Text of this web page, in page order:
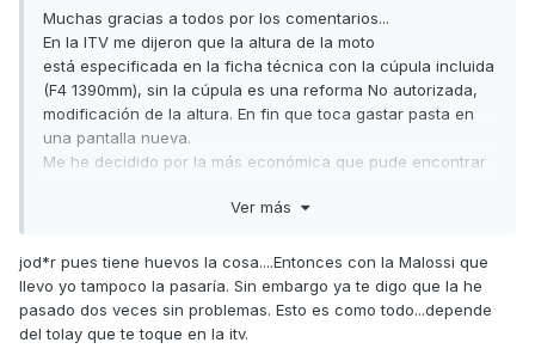
Muchas gracias a todos por los comentarios...
En la ITV me dijeron que la altura de la moto
está especificada en la ficha técnica con la cúpula incluida
(F4 1390mm), sin la cúpula es una reforma No autorizada,
modificación de la altura. En fin que toca gastar pasta en
una pantalla nueva.
Me he decidido por la más económica que pude encontrar
moto, ya que en la inspección el técnico estaba con la
nuevamente seguro que la van a volver a medir, el modelo
que compré es elPuig 5524Acuando llegue comentaré la
experiencia del montaje y de la altura.
Saludos.
Ver más
jod*r pues tiene huevos la cosa....Entonces con la Malossi que
llevo yo tampoco la pasaría. Sin embargo ya te digo que la he
pasado dos veces sin problemas. Esto es como todo...depende
del tolay que te toque en la itv.